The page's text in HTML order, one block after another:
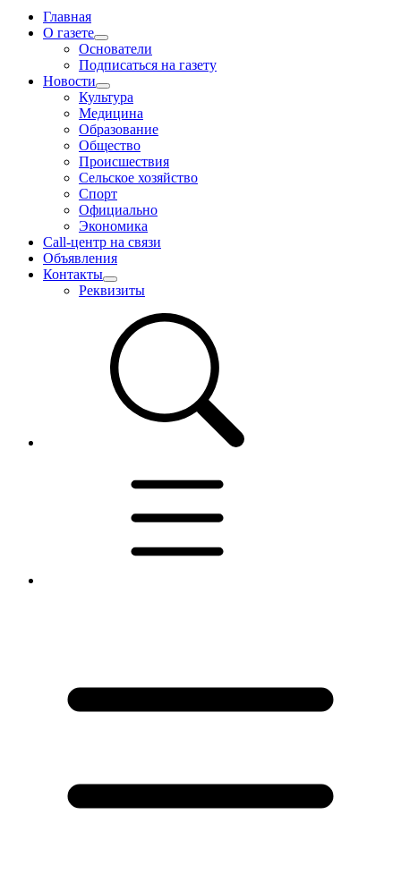
Главная
О газете
Основатели
Подписаться на газету
Новости
Культура
Медицина
Образование
Общество
Происшествия
Сельское хозяйство
Спорт
Официально
Экономика
Call-центр на связи
Объявления
Контакты
Реквизиты